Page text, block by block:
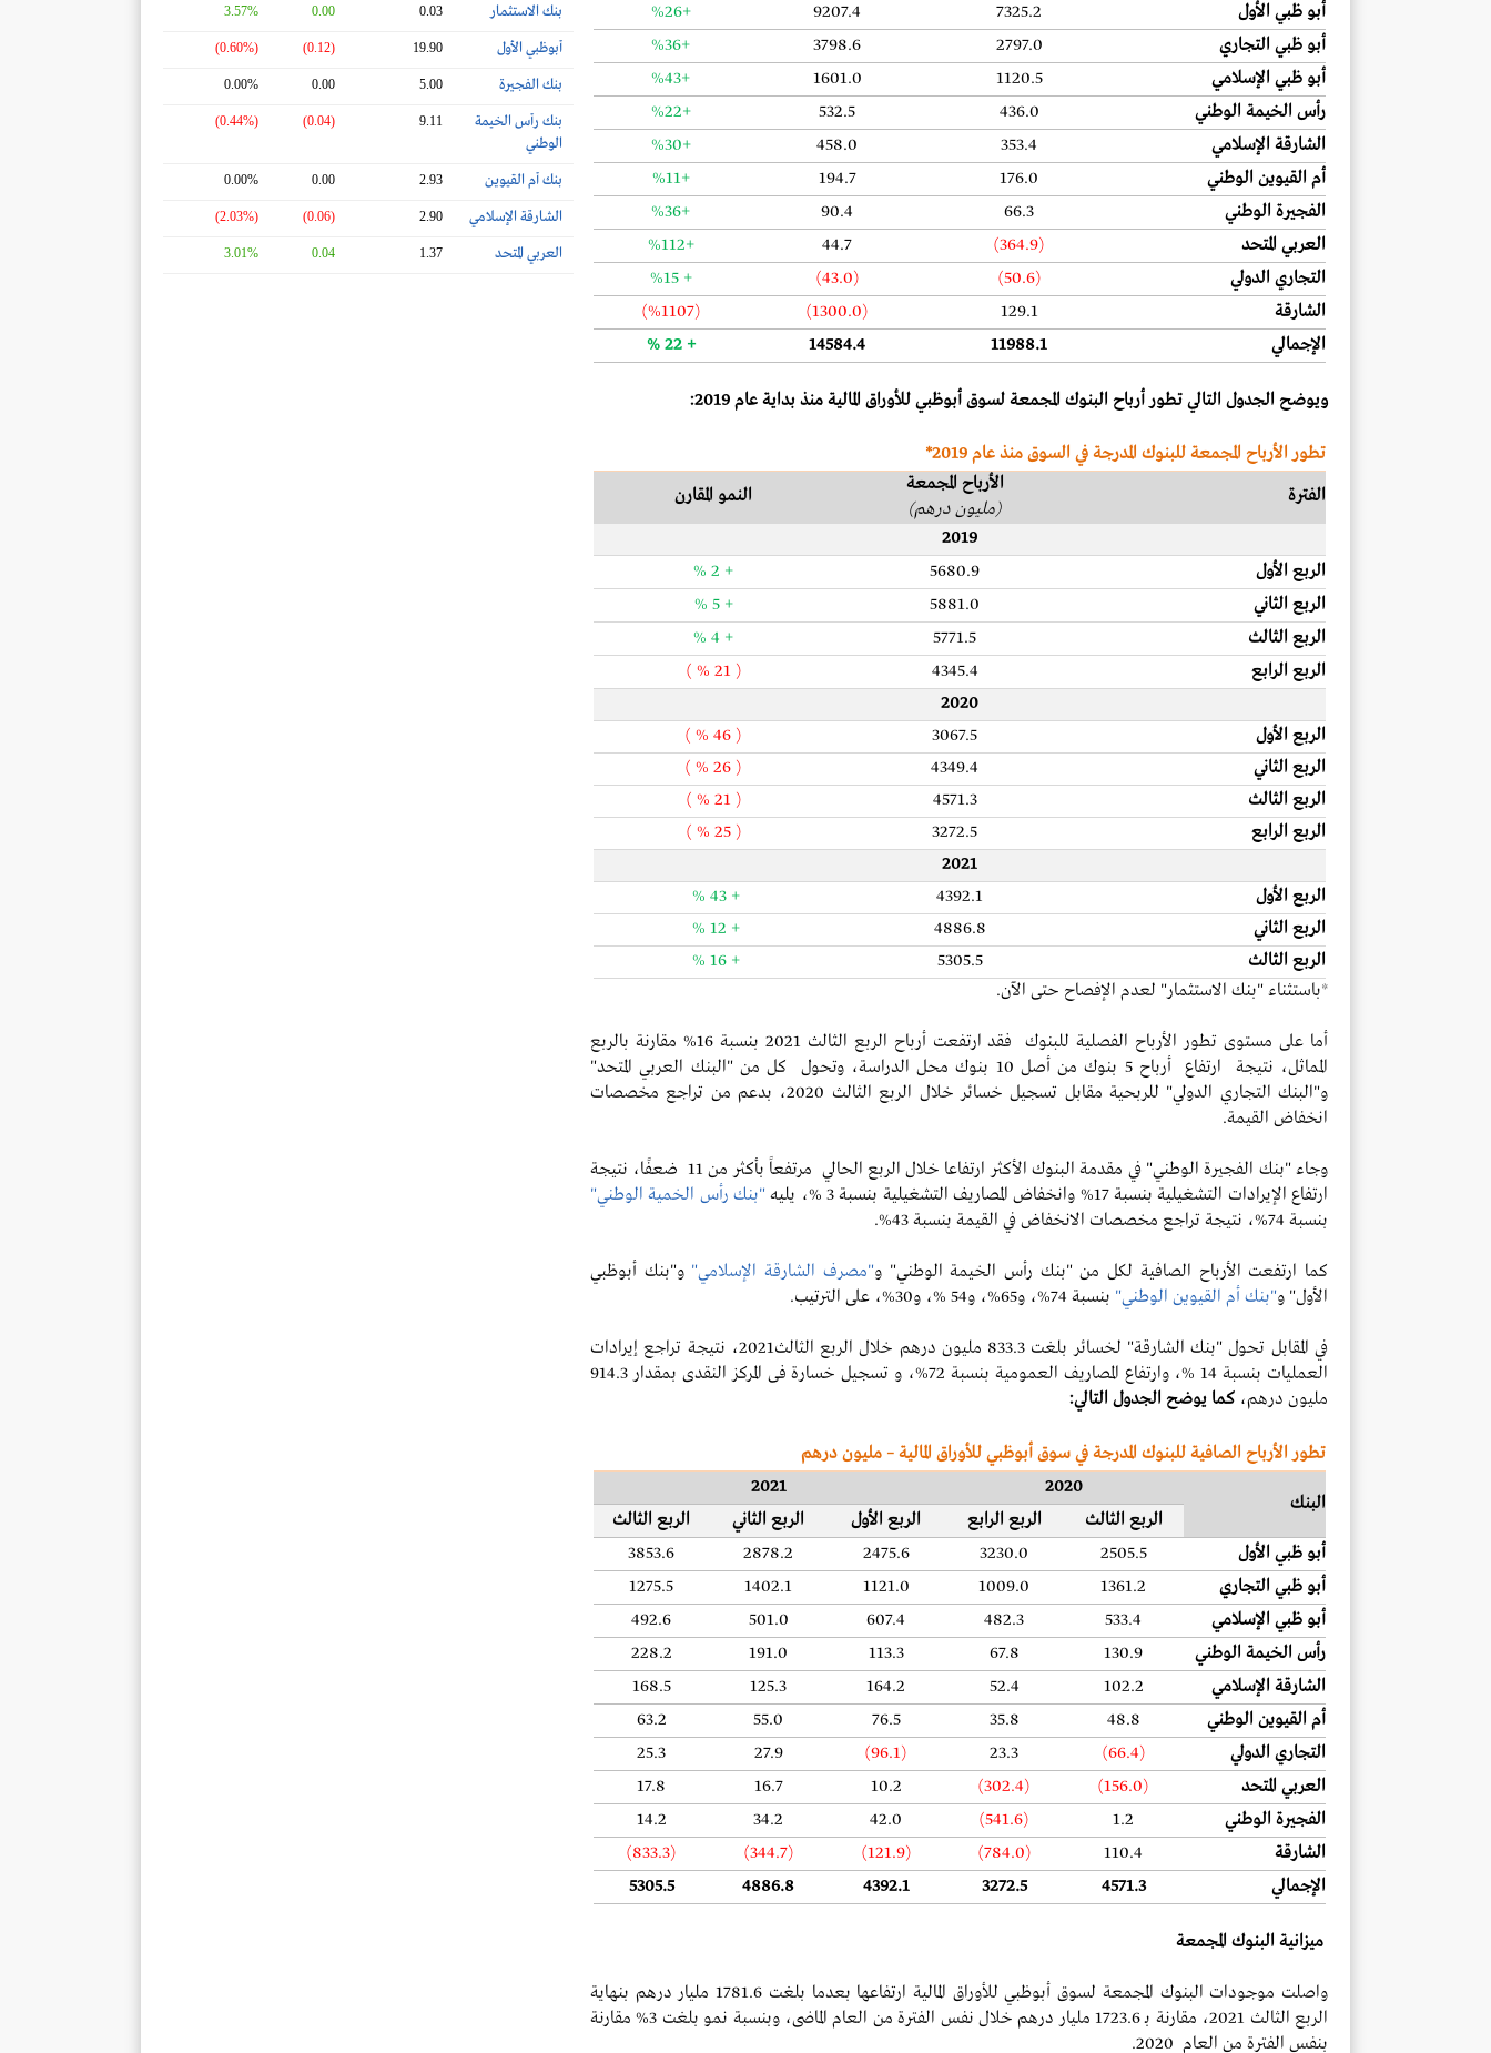
أبو ظبي الأول
7325.2
9207.4
%26+
أبو ظبي التجاري
2797.0
3798.6
%36+
أبو ظبي الإسلامي
1120.5
1601.0
%43+
رأس الخيمة الوطني
436.0
532.5
%22+
الشارقة الإسلامي
353.4
458.0
%30+
أم القيوين الوطني
176.0
194.7
%11+
الفجيرة الوطني
66.3
90.4
%36+
العربي المتحد
(364.9)
44.7
%112+
التجاري الدولي
(50.6)
(43.0)
%15 +
الشارقة
129.1
(1300.0)
(%1107)
الإجمالي
11988.1
14584.4
+ 22 %
ويوضح الجدول التالي تطور أرباح البنوك المجمعة لسوق أبوظبي للأوراق المالية منذ بداية عام 2019 :
تطور الأرباح المجمعة للبنوك المدرجة في السوق منذ عام 2019*
الفترة
الأرباح المجمعة
(مليون درهم)
النمو المقارن
2019
الربع الأول
5680.9
+ 2 %
الربع الثاني
5881.0
+ 5 %
الربع الثالث
5771.5
+ 4 %
الربع الرابع
4345.4
( 21 % )
2020
الربع الأول
3067.5
( 46 % )
الربع الثاني
4349.4
( 26 % )
الربع الثالث
4571.3
( 21 % )
الربع الرابع
3272.5
( 25 % )
2021
الربع الأول
4392.1
+ 43 %
الربع الثاني
4886.8
+ 12 %
الربع الثالث
5305.5
+ 16 %
*باستثناء "بنك الاستثمار" لعدم الإفصاح حتى الآن.
أما على مستوى تطور الأرباح الفصلية للبنوك فقد ارتفعت أرباح الربع الثالث 2021 بنسبة 16% مقارنة بالربع
المماثل، نتيجة ارتفاع أرباح 5 بنوك من أصل
10 بنوك محل الدراسة، وتحول كل من "البنك العربي المتحد"
و"البنك التجاري الدولي" للربحية مقابل تسجيل خسائر خلال الربع الثالث 2020، بدعم من تراجع مخصصات
انخفاض القيمة.
وجاء "بنك الفجيرة الوطني" في مقدمة البنوك الأكثر ارتفاعا خلال الربع الحالي مرتفعاً بأكثر من 11 ضعفًا، نتيجة
ارتفاع الإيرادات التشغيلية بنسبة 17% وانخفاض المصاريف التشغيلية بنسبة 3 %، يليه
"بنك رأس الخمية الوطني"
بنسبة 74%، نتيجة تراجع مخصصات الانخفاض في القيمة بنسبة 43%.
كما ارتفعت الأرباح الصافية لكل من "بنك رأس الخيمة الوطني" و"مصرف الشارقة الإسلامي" و"بنك أبوظبي
الأول" و"بنك أم القيوين الوطني" بنسبة 74%، و65%، و54 %، و30%، على الترتيب.
في المقابل تحول "بنك الشارقة" لخسائر بلغت 833.3 مليون درهم خلال الربع الثالث2021، نتيجة تراجع إيرادات
العمليات بنسبة 14 %، وارتفاع المصاريف العمومية بنسبة 72%، و تسجيل خسارة فى المركز النقدى بمقدار 914.3
مليون درهم، كما يوضح الجدول التالي:
تطور الأرباح الصافية للبنوك المدرجة في سوق أبوظبي للأوراق المالية – مليون درهم
البنك
2020
2021
الربع الثالث
الربع الرابع الربع الأول الربع الثاني
الربع الثالث
أبو ظبي الأول
2505.5
3230.0
2475.6
2878.2
3853.6
أبو ظبي التجاري
1361.2
1009.0
1121.0
1402.1
1275.5
أبو ظبي الإسلامي
533.4
482.3
607.4
501.0
492.6
رأس الخيمة الوطني
130.9
67.8
113.3
191.0
228.2
الشارقة الإسلامي
102.2
52.4
164.2
125.3
168.5
أم القيوين الوطني
48.8
35.8
76.5
55.0
63.2
التجاري الدولي
(66.4)
23.3
(96.1)
27.9
25.3
العربي المتحد
(156.0)
(302.4)
10.2
16.7
17.8
الفجيرة الوطني
1.2
(541.6)
42.0
34.2
14.2
الشارقة
110.4
(784.0)
(121.9)
(344.7)
(833.3)
الإجمالي
4571.3
3272.5
4392.1
4886.8
5305.5
ميزانية البنوك المجمعة
واصلت موجودات البنوك المجمعة لسوق أبوظبي للأوراق المالية ارتفاعها بعدما بلغت 1781.6 مليار درهم بنهاية
الربع الثالث 2021، مقارنة بـ 1723.6 مليار درهم خلال نفس الفترة من العام الماضى، وبنسبة نمو بلغت 3% مقارنة
بنفس الفترة من العام 2020.
بنك الاستثمار 0.03
0.00
3.57%
أبوظبي الأول 19.90
(0.12)
(0.60%)
بنك الفجيرة 5.00
0.00
0.00%
بنك رأس الخيمة
الوطني
9.11
(0.04)
(0.44%)
بنك أم القيوين 2.93
0.00
0.00%
الشارقة الإسلامي 2.90
(0.06)
(2.03%)
العربي المتحد 1.37
0.04
3.01%